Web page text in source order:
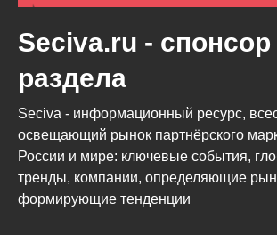
Seciva.ru - спонсор
раздела
Seciva - информационный ресурс,
освещающий рынок партнёрского
России и мире: ключевые события,
тренды, компании, определяющие
формирующие тенденции